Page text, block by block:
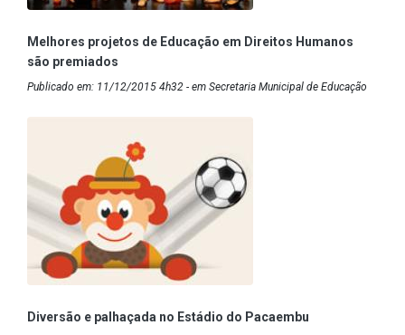
Melhores projetos de Educação em Direitos Humanos
são premiados
Publicado em: 11/12/2015 4h32 - em Secretaria Municipal de Educação
Diversão e palhaçada no Estádio do Pacaembu